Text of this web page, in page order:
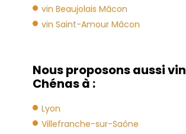
vin Beaujolais Mâcon
vin Saint-Amour Mâcon
Nous proposons aussi vin
Chénas à :
Lyon
Villefranche-sur-Saône